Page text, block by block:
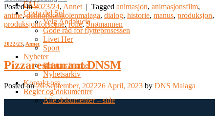
FAU
Costa del Sol
Velg Andalucia
Gode råd for flytteprosessen
Livet Her
Sport
Nyheter
Rektors hjørne
Nyhetsarkiv
Kontakt oss
Regler og dokumenter
Alle dokumenter – side
Posted in2023/24, Annet | Tagged animasjon, animasjonsfilm,
anime,dennorskeskolenmalaga, dialog, historie, manus, produksjon,
produksjonforscene,rolle,Snømannen
2022/23, Annet
Pizzarestaurant DNSM
Posted on26 September, 202226 April, 2023 by DNS Malaga